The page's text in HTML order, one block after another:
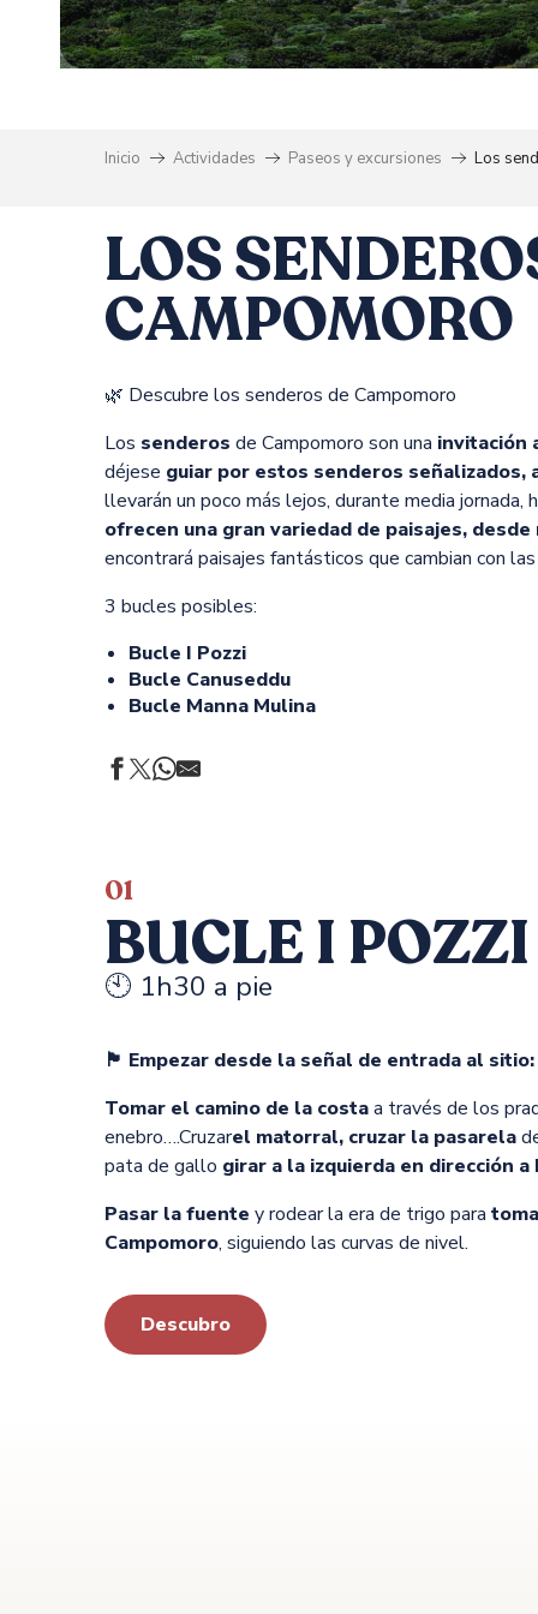
Inicio Actividades Paseos y excursiones Los
LOS
CAMPOMORO
🌿 Descubre los senderos de Campomoro
Los senderos de Campomoro son una invitación
déjese guiar por estos senderos
llevarán un poco más lejos, durante media
ofrecen una gran variedad de paisajes,
encontrará paisajes fantásticos que cambian con
3 bucles posibles:
Bucle I Pozzi
Bucle Canuseddu
Bucle Manna Mulina
01
BUCLE I POZZI
🕙 1h30 a pie
🏴 Empezar desde la señal de entrada al
Tomar el camino de la costaa través de los
enebro….Cruzarel matorral, cruzar la pasarela
pata de gallo girar a la izquierda en dirección a
Pasar la fuente y rodear la era de trigo para
Campomoro, siguiendo las curvas de nivel.
Descubro